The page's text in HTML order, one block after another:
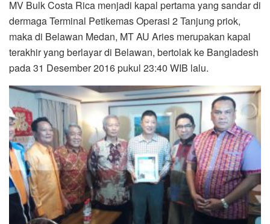
MV Bulk Costa Rica menjadi kapal pertama yang sandar di
dermaga Terminal Petikemas Operasi 2 Tanjung priok,
maka di Belawan Medan, MT AU Aries merupakan kapal
terakhir yang berlayar di Belawan, bertolak ke Bangladesh
pada 31 Desember 2016 pukul 23:40 WIB lalu.